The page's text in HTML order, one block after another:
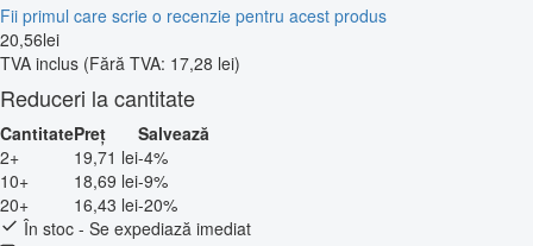
Fii primul care scrie o recenzie pentru acest produs
20,56lei
TVA inclus (Fără TVA: 17,28 lei)
Reduceri la cantitate
CantitatePreț
Salvează
2+
19,71 lei-4%
10+
18,69 lei-9%
20+
16,43 lei-20%
În stoc - Se expediază imediat